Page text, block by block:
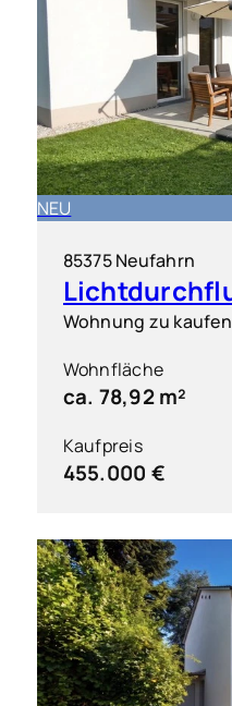
NEU
85375 Neufahrn
Wohnung zu kaufen
Wohnfläche
ca. 78,92 m²
Kaufpreis
455.000 €